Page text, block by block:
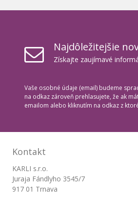
Najdôležitejšie
Získajte zaujímavé
Vaše osobné údaje (email) budeme
na odkaz zároveň prehlasujete, že ak
emailom alebo kliknutím na odkaz z
Kontakt
KARLI s.r.o.
Juraja Fándlyho 3545/7
917 01 Trnava